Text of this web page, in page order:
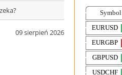
09 sierpień 2026